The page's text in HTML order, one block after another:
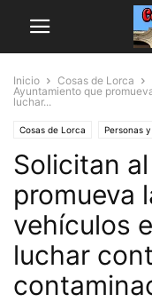
Inicio Cosas de Lorca
Ayuntamiento que
luchar...
Cosas de Lorca Personas
Solicitan
promueva
vehículos
luchar